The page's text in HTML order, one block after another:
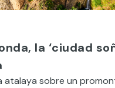
la ‘ciudad
atalaya sobre un